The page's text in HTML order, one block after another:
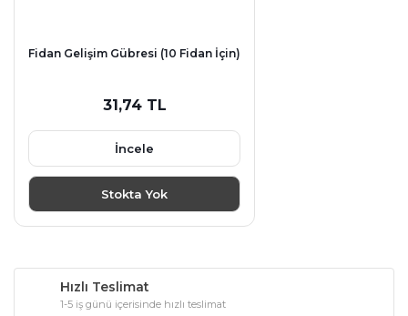
Fidan Gelişim Gübresi (10 Fidan İçin)
31,74 TL
İncele
Stokta Yok
Hızlı Teslimat
1-5 iş günü içerisinde hızlı teslimat